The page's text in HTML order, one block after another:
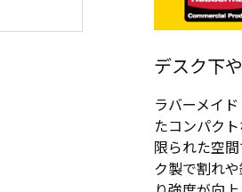
デスク下
ラバーメイ
たコンパク
限られた空
ク製で割れ